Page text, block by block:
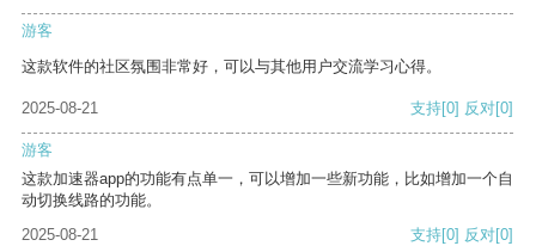
游客
这款软件的社区氛围非常好，可以与其他用户交流学习心得。
2025-08-21 支持[0] 反对[0]
游客
这款加速器app的功能有点单一，可以增加一些新功能，比如增加一个自
动切换线路的功能。
2025-08-21
支持[0] 反对[0]